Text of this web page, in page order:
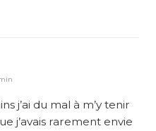
j’ai du mal à m’y tenir
j’avais rarement envie